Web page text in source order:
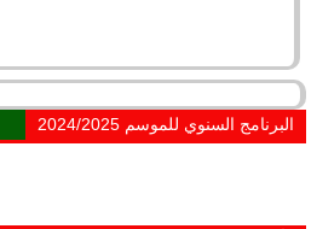
البرنامج السنوي للموسم 2024/2025